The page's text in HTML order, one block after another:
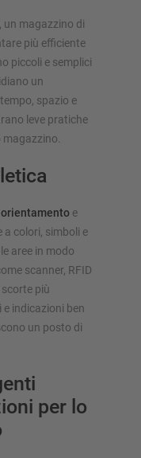
un magazzino di
più efficiente
piccoli e semplici
un
spazio e
leve pratiche
e
a colori, simboli e
aree in modo
scanner, RFID
più
indicazioni ben
un posto di
per lo